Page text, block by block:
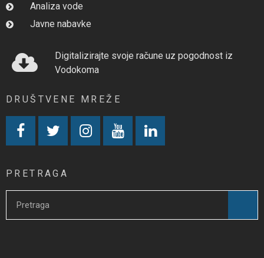
Analiza vode
Javne nabavke
Digitalizirajte svoje račune uz pogodnost iz
Vodokoma
DRUŠTVENE MREŽE
PRETRAGA